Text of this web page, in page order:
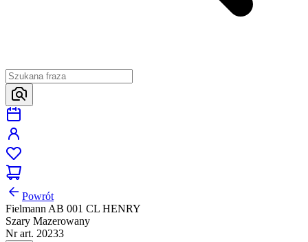
Powrót
Fielmann AB 001 CL HENRY
Szary Mazerowany
Nr art. 20233